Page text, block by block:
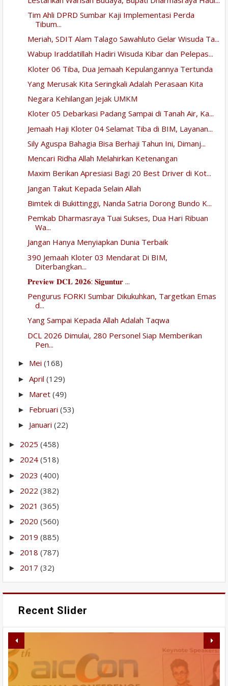
Tim Ahli DPRD Sumbar Kaji Implementasi Perda
Tibum...
Meriah, SDIT Alam Talago Sawahluto Gelar Wisuda Ta...
Wabup Iraddatillah Hadiri Wisuda Kibar dan Pelepas...
Kloter 06 Tiba, Dua Jemaah Kepulangannya Tertunda
Yang Merusak Kita Seringkali Adalah Perasaan Kita
Negara Kehilangan Jejak UMKM
Kloter 05 Debarkasi Padang Sampai di Tanah Air, Ka...
Jemaah Haji Kloter 04 Selamat Tiba di BIM, Layanan...
Sily Aguspa Bahagia Bisa Berhaji Tahun Ini, Dimanj...
Mencari Ridha Allah Melahirkan Ketenangan
Maxim Berikan Apresiasi Bagi 20 Best Driver di Kot...
Jangan Takut Kepada Selain Allah
Bimtek di Bukittinggi, Nanda Satria Dorong Bundo K...
Pemkab Dharmasraya Tuai Sukses, Dua Hari Ribuan
Wa...
Jangan Hanya Menyiapkan Dunia Terbaik
390 Jemaah Kloter 03 Mendarat Di BIM,
Diterbangkan...
𝐏𝐫𝐞𝐯𝐢𝐞𝐰 𝐃𝐂𝐋 𝟐𝟎𝟐𝟔: 𝐒𝐢𝐠𝐮𝐧𝐭𝐮𝐫 ...
Pengurus FORKI Sumbar Dikukuhkan, Targetkan Emas
d...
Yang Sampai Kepada Allah Adalah Taqwa
DCL 2026 Dimulai, 280 Personel Siap Memberikan
Pen...
► Mei (168)
► April (129)
► Maret (49)
► Februari (53)
► Januari (22)
► 2025 (458)
► 2024 (518)
► 2023 (400)
► 2022 (382)
► 2021 (365)
► 2020 (560)
► 2019 (885)
► 2018 (787)
► 2017 (32)
Recent Slider
PERBAIKAN IPA GUNUNG
RABU INI MAHASISWA AKAN